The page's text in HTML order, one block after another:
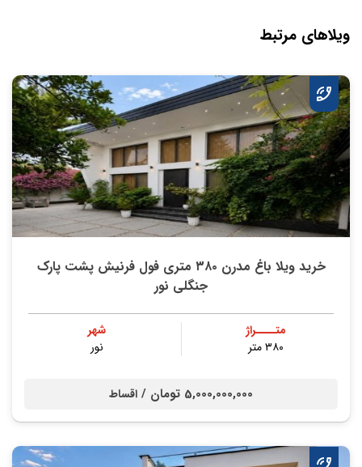
ویلاهای مرتبط
خرید ویلا باغ مدرن ۳۸۰ متری فول فرنیش پشت پارک
جنگلی نور
متــــراژ
۳۸۰ متر
شهر
نور
5,000,000,000 تومان / اقساط